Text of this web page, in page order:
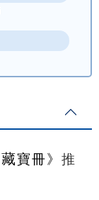
藏寶冊》 推